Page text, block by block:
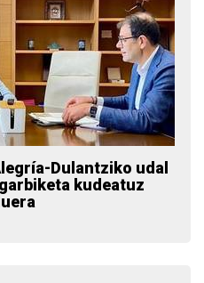
Dulantziko udal
kudeatuz